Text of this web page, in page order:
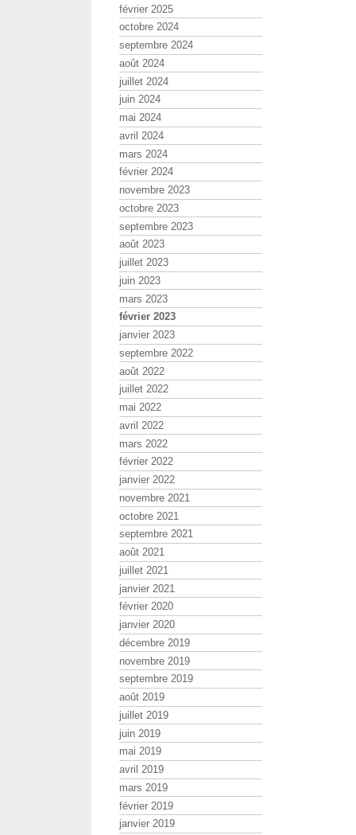
février 2025
octobre 2024
septembre 2024
août 2024
juillet 2024
juin 2024
mai 2024
avril 2024
mars 2024
février 2024
novembre 2023
octobre 2023
septembre 2023
août 2023
juillet 2023
juin 2023
mars 2023
février 2023
janvier 2023
septembre 2022
août 2022
juillet 2022
mai 2022
avril 2022
mars 2022
février 2022
janvier 2022
novembre 2021
octobre 2021
septembre 2021
août 2021
juillet 2021
janvier 2021
février 2020
janvier 2020
décembre 2019
novembre 2019
septembre 2019
août 2019
juillet 2019
juin 2019
mai 2019
avril 2019
mars 2019
février 2019
janvier 2019